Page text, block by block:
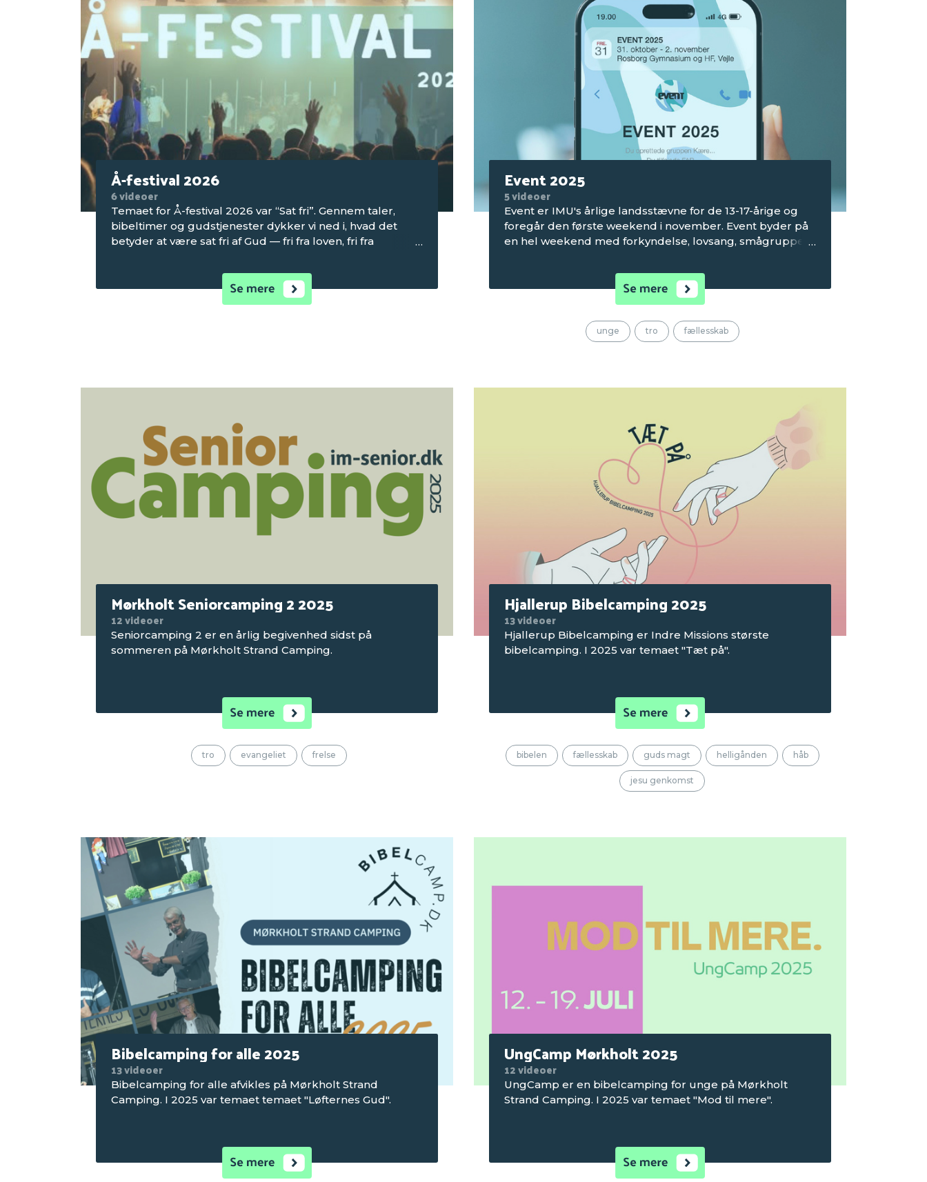
Å-festival 2026
6 videoer
Temaet for Å-festival 2026 var “Sat fri”. Gennem taler,
bibeltimer og gudstjenester dykker vi ned i, hvad det
betyder at være sat fri af Gud — fri fra loven, fri fra
Event 2025
5 videoer
Event er IMU's årlige landsstævne for de 13-17-årige og
foregår den første weekend i november. Event byder på
en hel weekend med forkyndelse, lovsang, smågrupper,
Vejle med temaet "Kære…". Læs mere om…
unge tro fællesskab
Mørkholt Seniorcamping 2 2025
12 videoer
Seniorcamping 2 er en årlig begivenhed sidst på
sommeren på Mørkholt Strand Camping.
tro evangeliet frelse
Hjallerup Bibelcamping 2025
13 videoer
Hjallerup Bibelcamping er Indre Missions største
bibelcamping. I 2025 var temaet "Tæt på".
bibelen fællesskab guds magt helligånden håb
jesu genkomst
Bibelcamping for alle 2025
13 videoer
Bibelcamping for alle afvikles på Mørkholt Strand
Camping. I 2025 var temaet temaet "Løfternes Gud".
UngCamp Mørkholt 2025
12 videoer
UngCamp er en bibelcamping for unge på Mørkholt
Strand Camping. I 2025 var temaet "Mod til mere".